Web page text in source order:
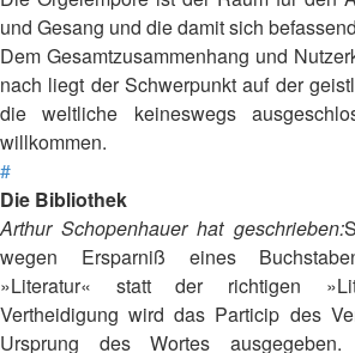
und Gesang und die damit sich
Dem Gesamtzusammenhang und
nach liegt der Schwerpunkt auf der
die weltliche keineswegs
willkommen.
#
Die Bibliothek
Arthur Schopenhauer hat geschrieben:
wegen Ersparniß eines
»Literatur« statt der richtigen
Vertheidigung wird das Particip des
Ursprung des Wortes